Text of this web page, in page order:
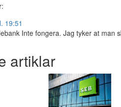
19:51
Inte fongera. Jag tyker at man
artiklar